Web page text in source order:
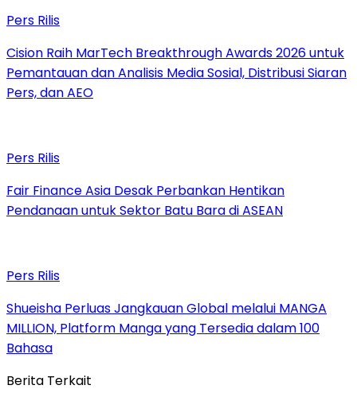
Pers Rilis
Cision Raih MarTech Breakthrough Awards 2026 untuk
Pemantauan dan Analisis Media Sosial, Distribusi Siaran
Pers, dan AEO
Pers Rilis
Fair Finance Asia Desak Perbankan Hentikan
Pendanaan untuk Sektor Batu Bara di ASEAN
Pers Rilis
Shueisha Perluas Jangkauan Global melalui MANGA
MILLION, Platform Manga yang Tersedia dalam 100
Bahasa
Berita Terkait